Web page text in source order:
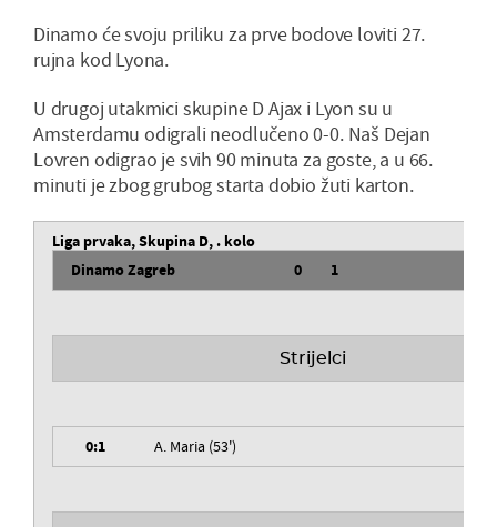
Dinamo će svoju priliku za prve bodove loviti 27.
rujna kod Lyona.
U drugoj utakmici skupine D Ajax i Lyon su u
Amsterdamu odigrali neodlučeno 0-0. Naš Dejan
Lovren odigrao je svih 90 minuta za goste, a u 66.
minuti je zbog grubog starta dobio žuti karton.
Liga prvaka, Skupina D, . kolo
Dinamo Zagreb
0 1
Strijelci
0:1 A. Maria (53')